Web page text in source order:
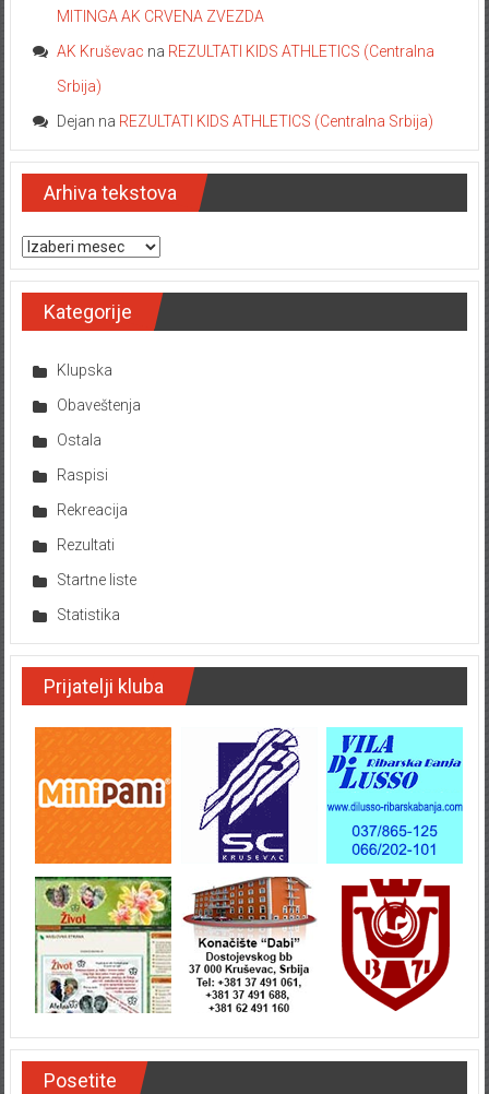
MITINGA AK CRVENA ZVEZDA
AK Kruševac na REZULTATI KIDS ATHLETICS (Centralna
Srbija)
Dejan na REZULTATI KIDS ATHLETICS (Centralna Srbija)
Arhiva tekstova
Arhiva tekstova
Kategorije
Klupska
Obaveštenja
Ostala
Raspisi
Rekreacija
Rezultati
Startne liste
Statistika
Prijatelji kluba
Posetite